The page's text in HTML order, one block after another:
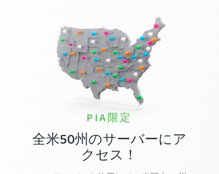
PIA限定
全米50州のサーバーにア
クセス！